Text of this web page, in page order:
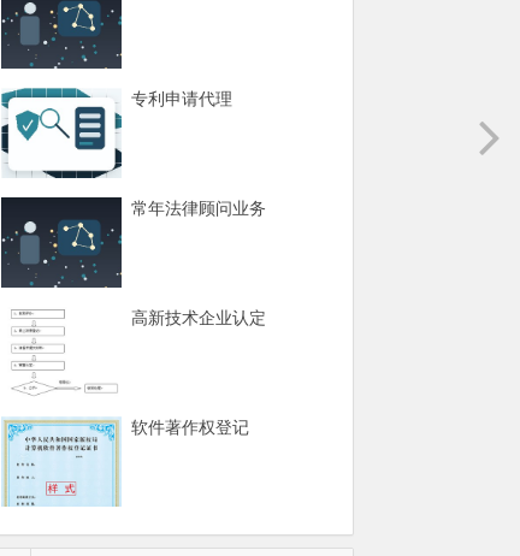
专利申请代理
常年法律顾问业务
高新技术企业认定
软件著作权登记